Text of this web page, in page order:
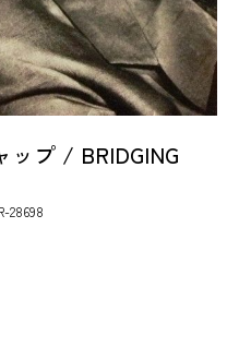
ップ / BRIDGING
28698